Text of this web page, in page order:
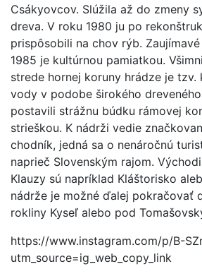
Csákyovcov. Slúžila až do zmeny
dreva. V roku 1980 ju po
prispôsobili na chov rýb.
1985 je kultúrnou pamiatkou.
strede hornej koruny hrádze je tzv.
vody v podobe širokého
postavili strážnu búdku rámovej
strieškou. K nádrži vedie
chodník, jedná sa o nenáročnú
naprieč Slovenským rajom.
Klauzy sú napríklad Kláštorisko
nádrže je možné ďalej pokračovať
rokliny Kyseľ alebo pod
https://www.instagram.com/p/B-
utm_source=ig_web_copy_link